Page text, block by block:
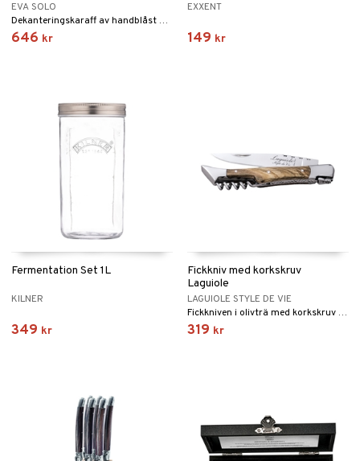
EVA SOLO
Dekanteringskaraff av handblåst glas gör att du får fram det bästa ur vinet.
646 kr
EXXENT
149 kr
Fermentation Set 1L
KILNER
349 kr
Fickkniv med korkskruv
Laguiole
LAGUIOLE STYLE DE VIE
Fickkniven i olivträ med korkskruv från Laguiole Style de Vie gör det enkelt att öppna en flaska vin.
319 kr